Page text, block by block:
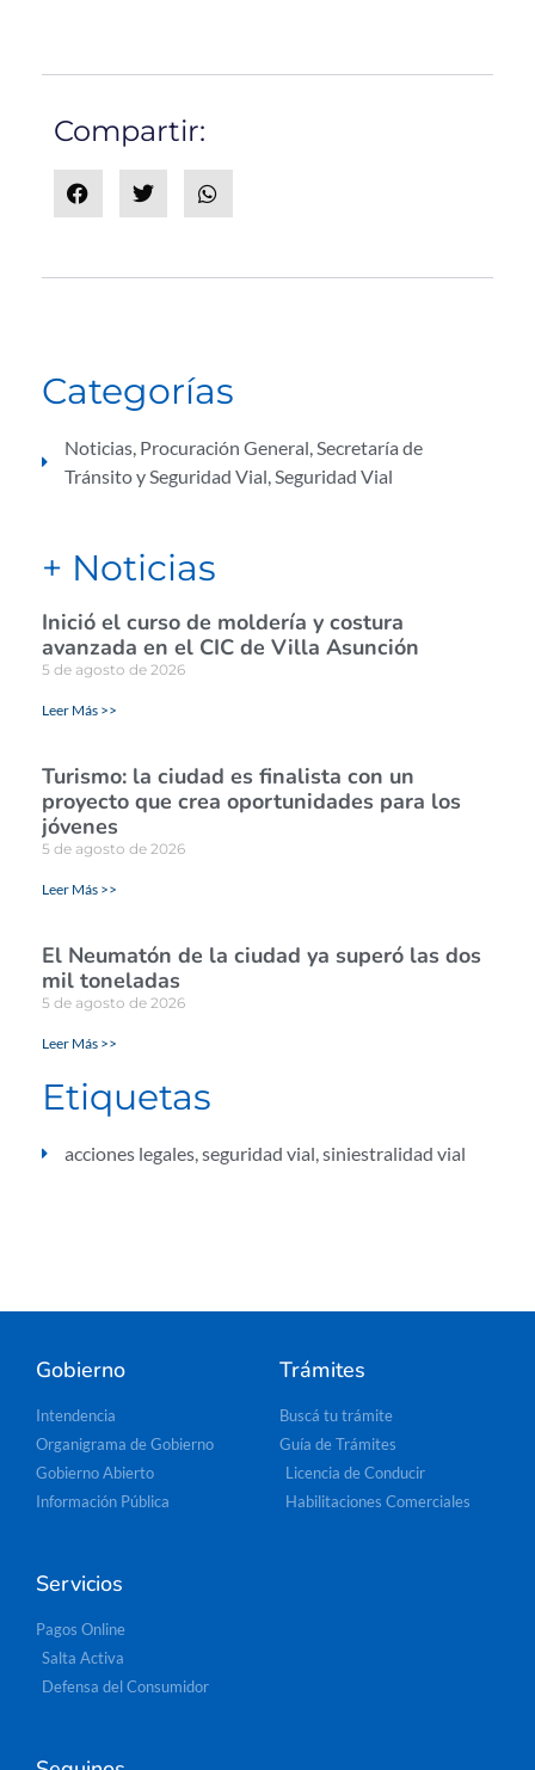
Compartir:
Categorías
Noticias Procuración General Secretaría de
Tránsito y Seguridad Vial Seguridad Vial
+ Noticias
Inició el curso de moldería y costura
avanzada en el CIC de Villa Asunción
5 de agosto de 2026
Leer Más >>
Turismo: la ciudad es finalista con un
proyecto que crea oportunidades para los
jóvenes
5 de agosto de 2026
Leer Más >>
El Neumatón de la ciudad ya superó las dos
mil toneladas
5 de agosto de 2026
Leer Más >>
Etiquetas
acciones legales seguridad vial siniestralidad vial
Gobierno
Intendencia
Organigrama de Gobierno
Gobierno Abierto
Información Pública
Trámites
Buscá tu trámite
Guía de Trámites
Licencia de Conducir
Habilitaciones Comerciales
Servicios
Pagos Online
Salta Activa
Defensa del Consumidor